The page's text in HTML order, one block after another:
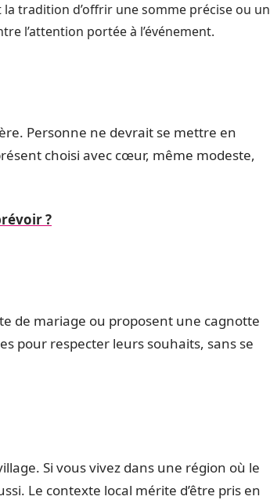
tradition d’offrir une somme précise ou un
l’attention portée à l’événement.
Personne ne devrait se mettre en
choisi avec cœur, même modeste,
?
de mariage ou proposent une cagnotte
pour respecter leurs souhaits, sans se
Si vous vivez dans une région où le
Le contexte local mérite d’être pris en